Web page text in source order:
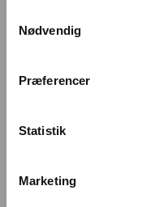
Nødvendig
Præferencer
Statistik
Marketing